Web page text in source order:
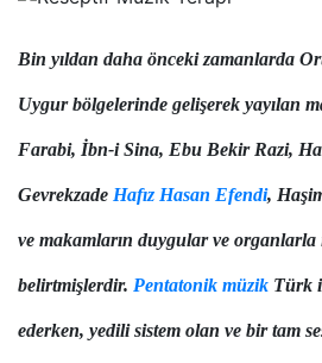
Bin yıldan daha önceki zamanlarda
Uygur bölgelerinde gelişerek yayılan
Farabi, İbn-i Sina, Ebu Bekir Razi,
Gevrekzade Hafız Hasan Efendi,
ve makamların duygular ve
belirtmişlerdir. Pentatonik müzik Türk
ederken, yedili sistem olan ve bir tam